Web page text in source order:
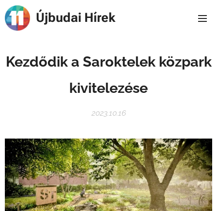
Újbudai Hírek
Kezdődik a Saroktelek közpark
kivitelezése
2023.10.16